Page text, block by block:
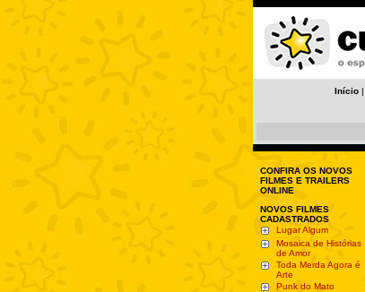
Início |
CONFIRA OS NOVOS
FILMES E TRAILERS
ONLINE
NOVOS FILMES
CADASTRADOS
Lugar Algum
Mosaica de Histórias
de Amor
Toda Merda Agora é
Arte
Punk do Mato